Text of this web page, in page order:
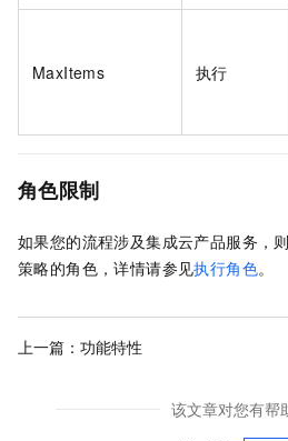
MaxItems 执行
角色限制
如果您的流程涉及集成云产品服务，
策略的角色，详情请参见执行角色。
上一篇： 功能特性
该文章对您有帮